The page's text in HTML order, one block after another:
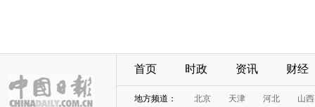
首页 时政 资讯 财经
地方频道： 北京 天津 河北
山西